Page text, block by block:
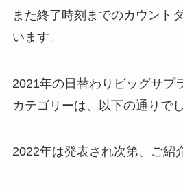
また終了時刻までのカウント
います。
2021年の日替わりビッグサプ
カテゴリーは、以下の通りでし
2022年は発表され次第、ご紹